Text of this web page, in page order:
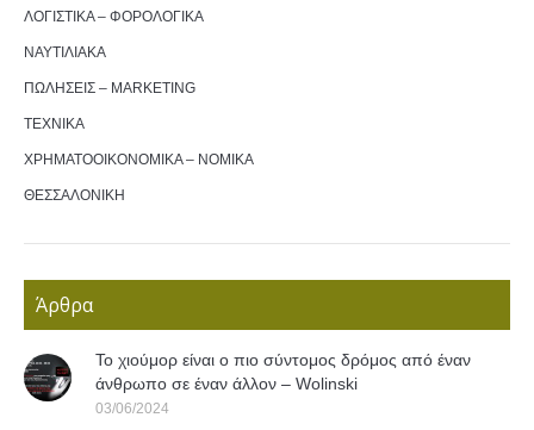
ΛΟΓΙΣΤΙΚΑ – ΦΟΡΟΛΟΓΙΚΑ
ΝΑΥΤΙΛΙΑΚΑ
ΠΩΛΗΣΕΙΣ – MARKETING
ΤΕΧΝΙΚΑ
ΧΡΗΜΑΤΟΟΙΚΟΝΟΜΙΚΑ – ΝΟΜΙΚΑ
ΘΕΣΣΑΛΟΝΙΚΗ
Άρθρα
Το χιούμορ είναι ο πιο σύντομος δρόμος από έναν
άνθρωπο σε έναν άλλον – Wolinski
03/06/2024